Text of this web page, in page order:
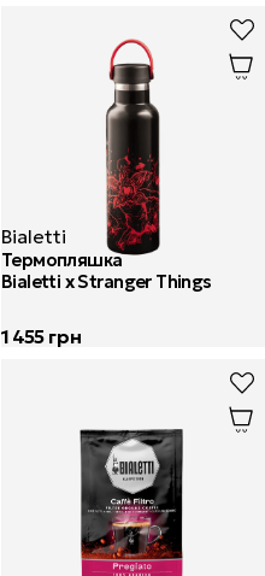
Термопляшка
Bialetti x Stranger Things
Bialetti
1 455грн